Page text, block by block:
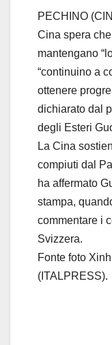
PECHINO
Cina spera
mantengano
“continuino a
ottenere
dichiarato dal
degli Esteri
La Cina
compiuti dal
ha affermato
stampa,
commentare i
Svizzera.
Fonte foto
(ITALPRESS).